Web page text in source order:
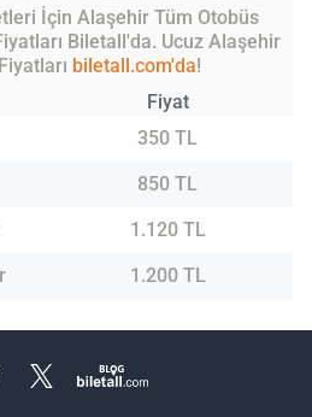
İçin Alaşehir Tüm Otobüs
Biletall'da. Ucuz Alaşehir
biletall.com'da!
Fiyat
350 TL
850 TL
1.120 TL
1.200 TL